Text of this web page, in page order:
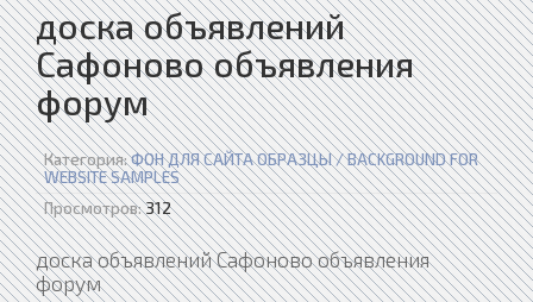
доска объявлений
Сафоново объявления
форум
Категория:ФОН ДЛЯ САЙТА ОБРАЗЦЫ / BACKGROUND FOR
WEBSITE SAMPLES
Просмотров:312
доска объявлений Сафоново объявления
форум